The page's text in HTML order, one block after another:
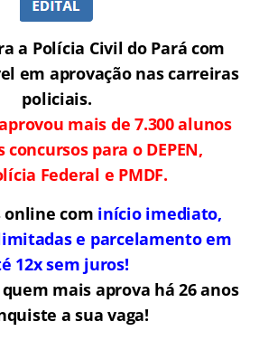
a Polícia Civil do Pará com
em aprovação nas carreiras
policiais.
mais de 7.300 alunos
para o DEPEN,
Federal e PMDF.
online com início imediato,
e parcelamento em
12x sem juros!
mais aprova há 26 anos
a sua vaga!